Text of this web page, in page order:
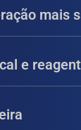
mais
e